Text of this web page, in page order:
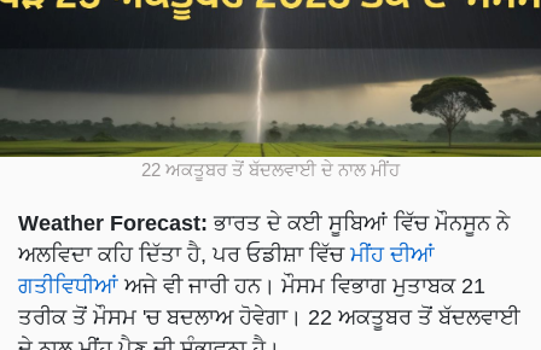
22 ਅਕਤੂਬਰ ਤੋਂ ਬੱਦਲਵਾਈ ਦੇ ਨਾਲ ਮੀਂਹ
Weather Forecast: ਭਾਰਤ ਦੇ ਕਈ ਸੂਬਿਆਂ ਵਿੱਚ ਮੌਨਸੂਨ ਨੇ
ਅਲਵਿਦਾ ਕਹਿ ਦਿੱਤਾ ਹੈ, ਪਰ ਓਡੀਸ਼ਾ ਵਿੱਚ ਮੀਂਹ ਦੀਆਂ
ਗਤੀਵਿਧੀਆਂ ਅਜੇ ਵੀ ਜਾਰੀ ਹਨ। ਮੌਸਮ ਵਿਭਾਗ ਮੁਤਾਬਕ 21
ਤਰੀਕ ਤੋਂ ਮੌਸਮ 'ਚ ਬਦਲਾਅ ਹੋਵੇਗਾ। 22 ਅਕਤੂਬਰ ਤੋਂ ਬੱਦਲਵਾਈ